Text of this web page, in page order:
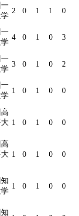
2 0 1 1 0
4 0 1 0 3
3 0 1 0 2
1 0 1 0 0
1 0 1 0 0
1 0 1 0 0
1 0 1 0 0